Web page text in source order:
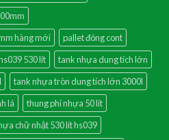
hàng mới
pallet đóng cont
530 lít
tank nhựa dung tích lớn
tank nhựa tròn dung tích lớn 3000l
lá
thung phi nhựa 50 lít
chữ nhật 530 lít hs039